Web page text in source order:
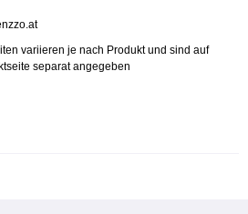
variieren je nach Produkt und sind auf
separat angegeben